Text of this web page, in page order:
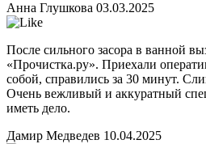
Анна Глушкова 03.03.2025
После сильного засора в ванной
«Прочистка.ру». Приехали
собой, справились за 30 минут.
Очень вежливый и аккуратный
иметь дело.
Дамир Медведев 10.04.2025